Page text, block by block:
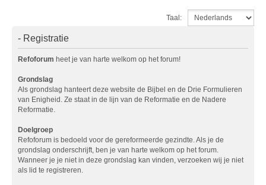
Taal:
- Registratie
Refoforum heet je van harte welkom op het forum!
Grondslag
Als grondslag hanteert deze website de Bijbel en de Drie Formulieren
van Enigheid. Ze staat in de lijn van de Reformatie en de Nadere
Reformatie.
Doelgroep
Refoforum is bedoeld voor de gereformeerde gezindte. Als je de
grondslag onderschrijft, ben je van harte welkom op het forum.
Wanneer je je niet in deze grondslag kan vinden, verzoeken wij je niet
als lid te registreren.